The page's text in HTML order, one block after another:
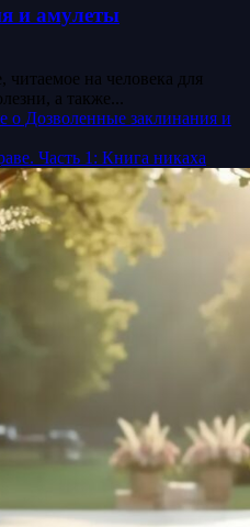
и амулеты
а также...
о Дозволенные заклинания и
Часть 1: Книга никаха